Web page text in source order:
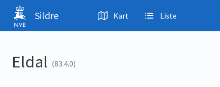
Hopp til hovedinnhold
Sildre Kart Liste
Eldal (83.4.0)